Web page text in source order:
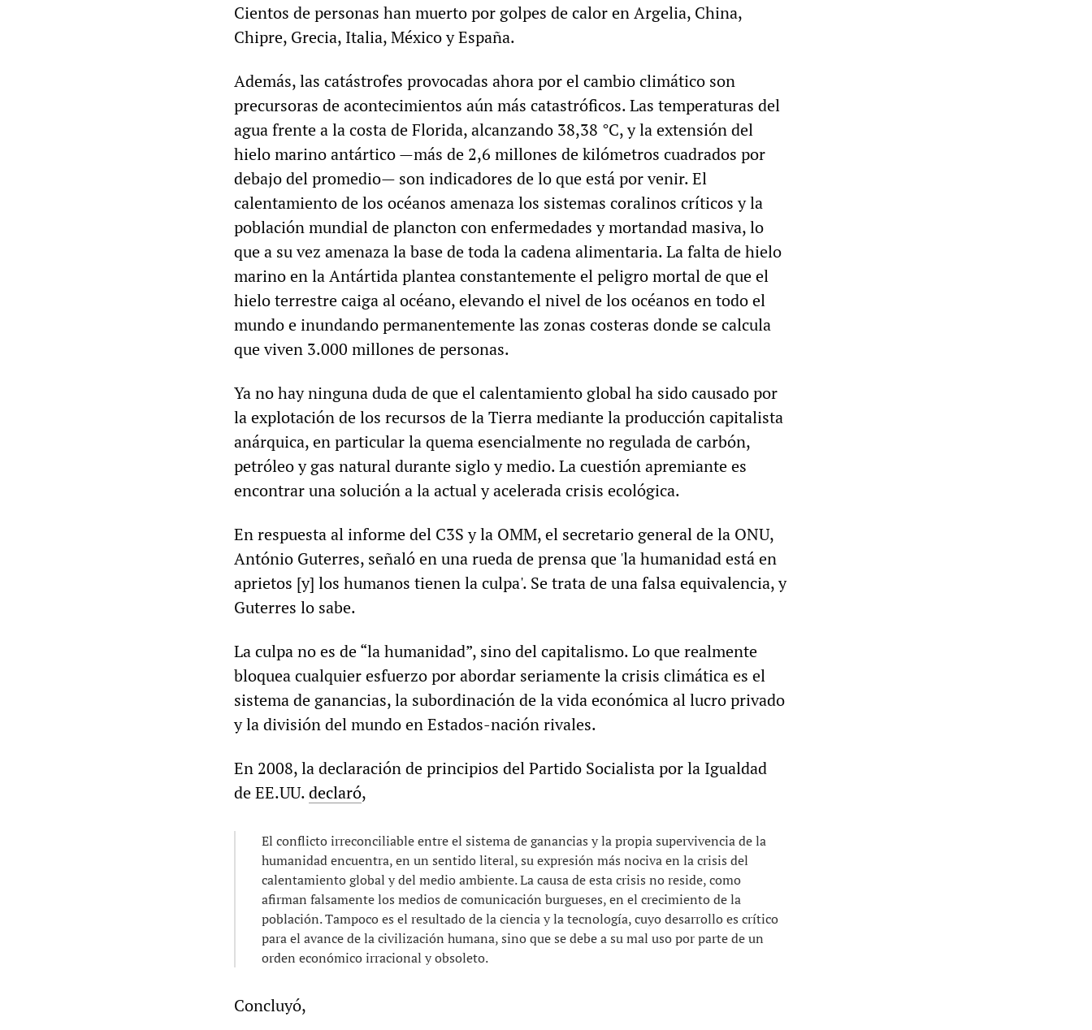
Cientos de personas han muerto por golpes de calor en Argelia, China,
Chipre, Grecia, Italia, México y España.
Además, las catástrofes provocadas ahora por el cambio climático son
precursoras de acontecimientos aún más catastróficos. Las temperaturas del
agua frente a la costa de Florida, alcanzando 38,38 °C, y la extensión del
hielo marino antártico —más de 2,6 millones de kilómetros cuadrados por
debajo del promedio— son indicadores de lo que está por venir. El
calentamiento de los océanos amenaza los sistemas coralinos críticos y la
población mundial de plancton con enfermedades y mortandad masiva, lo
que a su vez amenaza la base de toda la cadena alimentaria. La falta de hielo
marino en la Antártida plantea constantemente el peligro mortal de que el
hielo terrestre caiga al océano, elevando el nivel de los océanos en todo el
mundo e inundando permanentemente las zonas costeras donde se calcula
que viven 3.000 millones de personas.
Ya no hay ninguna duda de que el calentamiento global ha sido causado por
la explotación de los recursos de la Tierra mediante la producción capitalista
anárquica, en particular la quema esencialmente no regulada de carbón,
petróleo y gas natural durante siglo y medio. La cuestión apremiante es
encontrar una solución a la actual y acelerada crisis ecológica.
En respuesta al informe del C3S y la OMM, el secretario general de la ONU,
António Guterres, señaló en una rueda de prensa que 'la humanidad está en
aprietos [y] los humanos tienen la culpa'. Se trata de una falsa equivalencia, y
Guterres lo sabe.
La culpa no es de “la humanidad”, sino del capitalismo. Lo que realmente
bloquea cualquier esfuerzo por abordar seriamente la crisis climática es el
sistema de ganancias, la subordinación de la vida económica al lucro privado
y la división del mundo en Estados-nación rivales.
En 2008, la declaración de principios del Partido Socialista por la Igualdad
de EE.UU.declaró,
El conflicto irreconciliable entre el sistema de ganancias y la propia supervivencia de la
humanidad encuentra, en un sentido literal, su expresión más nociva en la crisis del
calentamiento global y del medio ambiente. La causa de esta crisis no reside, como
afirman falsamente los medios de comunicación burgueses, en el crecimiento de la
población. Tampoco es el resultado de la ciencia y la tecnología, cuyo desarrollo es crítico
para el avance de la civilización humana, sino que se debe a su mal uso por parte de un
orden económico irracional y obsoleto.
Concluyó,